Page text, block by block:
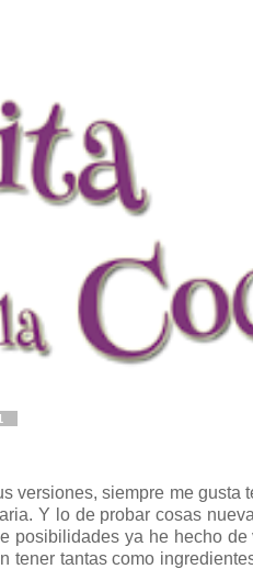
versiones, siempre me
Y lo de probar cosas
posibilidades ya he hecho de
tener tantas como